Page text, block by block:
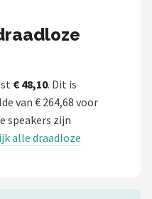
€ 48,10. Dit is
van € 264,68 voor
speakers zijn
alle draadloze